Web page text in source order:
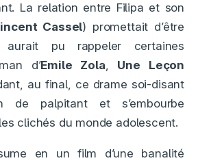
La relation entre Filipa et son
Cassel) promettait d’être
aurait pu rappeler certaines
d’Emile Zola, Une Leçon
au final, ce drame soi-disant
de palpitant et s’embourbe
clichés du monde adolescent.
en un film d’une banalité